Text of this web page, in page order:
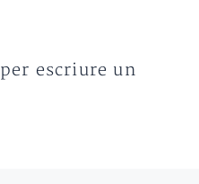
per escriure un